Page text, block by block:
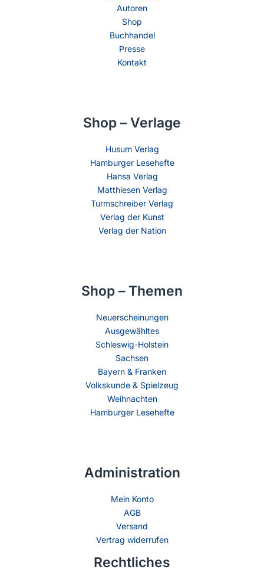
Autoren
Shop
Buchhandel
Presse
Kontakt
Shop – Verlage
Husum Verlag
Hamburger Lesehefte
Hansa Verlag
Matthiesen Verlag
Turmschreiber Verlag
Verlag der Kunst
Verlag der Nation
Shop – Themen
Neuerscheinungen
Ausgewähltes
Schleswig-Holstein
Sachsen
Bayern & Franken
Volkskunde & Spielzeug
Weihnachten
Hamburger Lesehefte
Administration
Mein Konto
AGB
Versand
Vertrag widerrufen
Rechtliches